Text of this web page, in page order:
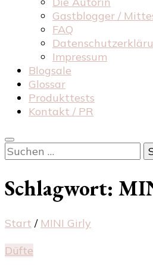
Gastblogger /
FAQ
Impressum
Blogsale
Glossar
Produkttests
Kontakt / PR
Suchen
nach:
Schlagwort:
Start / MINI Girly
Düfte